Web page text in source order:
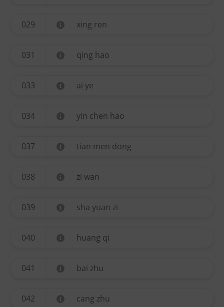
029 xing ren
031 qing hao
033 ai ye
034 yin chen hao
037 tian men dong
038 zi wan
039 sha yuan zi
040 huang qi
041 bai zhu
042 cang zhu